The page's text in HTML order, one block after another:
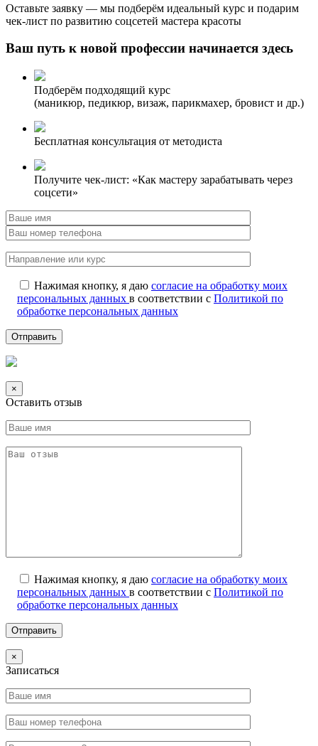
Оставьте заявку — мы подберём идеальный курс и подарим
чек-лист по развитию соцсетей мастера красоты
Ваш путь к новой профессии начинается здесь
Подберём подходящий курс
(маникюр, педикюр, визаж, парикмахер, бровист и др.)
Бесплатная консультация от методиста
Получите чек-лист: «Как мастеру зарабатывать через
соцсети»
Нажимая кнопку, я даю согласие на обработку моих
персональных данных в соответствии с Политикой по
обработке персональных данных
×
Оставить отзыв
Нажимая кнопку, я даю согласие на обработку моих
персональных данных в соответствии с Политикой по
обработке персональных данных
×
Записаться